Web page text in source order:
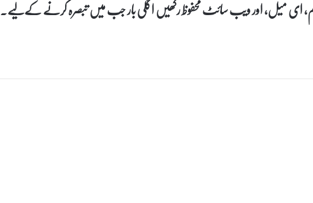
ای میل، اور ویب سائٹ محفوظ رکھیں اگلی بار جب میں تبصرہ کرنے کےلیے۔